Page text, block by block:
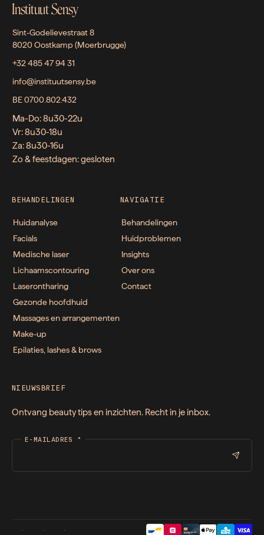
Instituut Sensy
Sint-Godelievestraat 8
8020 Oostkamp (Moerbrugge)
+32 485 47 94 31
info@instituutsensy.be
BE 0700.802.432
Ma-Do: 8u30-22u
Vr: 8u30-18u
Za: 8u30-16u
Zo & feestdagen: gesloten
BEHANDELINGEN
Huidanalyse
Facials
Medische laser
Lichaamscontouring
Laserontharing
Gezonde hoofdhuid
Massages en arrangementen
Make-up
Epilaties, lashes & brows
NAVIGATIE
Behandelingen
Huidproblemen
Insights
Over ons
Contact
NIEUWSBRIEF
Ontvang beauty tips en inzichten. Recht in je inbox.
E-MAILADRES *